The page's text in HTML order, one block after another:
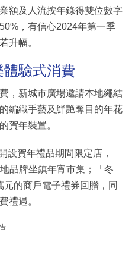
額及人流按年錄得雙位數字
，有信心2024年第一季
升幅。
驗式消費
，新城市廣場邀請本地繩結
編織手藝及鮮艷奪目的年花
賀年裝置。
設賀年禮品期間限定店，
品牌坐鎮年宵市集；「冬
的商戶電子禮券回贈，同
禮遇。